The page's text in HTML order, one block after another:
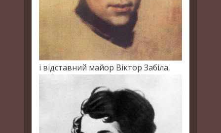
і відставний майор Віктор Забіла.